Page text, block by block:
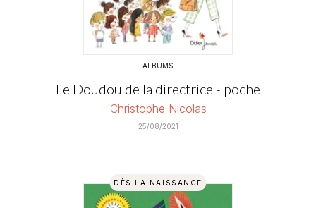
ALBUMS
Le Doudou de la directrice - poche
Christophe Nicolas
25/08/2021
DÈS LA NAISSANCE